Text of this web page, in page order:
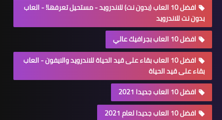
افضل 10 العاب (بدون نت) للاندرويد - مستحيل تعرفها! - العاب
بدون نت للاندرويد
افضل 10 العاب بجرافيك عالي
افضل 10 العاب بقاء على قيد الحياة للاندرويد والايفون - العاب
بقاء على قيد الحياة
افضل 10 العاب جديدا 2021
افضل 10 العاب جديدا لعام 2021